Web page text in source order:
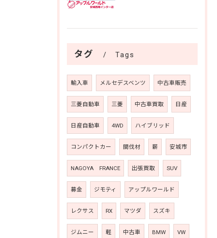
タグ Tags
輸入車 メルセデスベンツ 中古車販売
三菱自動車 三菱 中古車買取 日産
日産自動車 4WD ハイブリッド
コンパクトカー 間伐材 薪 安城市
NAGOYA FRANCE 出張買取 SUV
募金 ジモティ アップルワールド
レクサス RX マツダ スズキ
ジムニー 軽 中古車 BMW VW